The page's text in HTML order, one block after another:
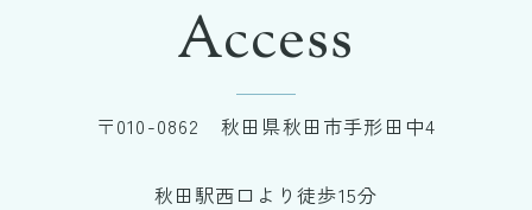
Access
〒010-0862 秋田県秋田市手形田中4
秋田駅西口より徒歩15分